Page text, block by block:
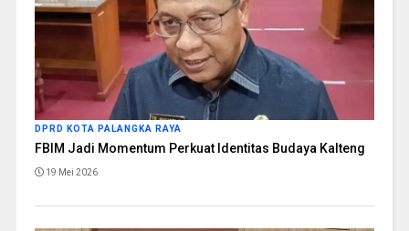
DPRD KOTA PALANGKA RAYA
FBIM Jadi Momentum Perkuat Identitas Budaya Kalteng
19 Mei 2026